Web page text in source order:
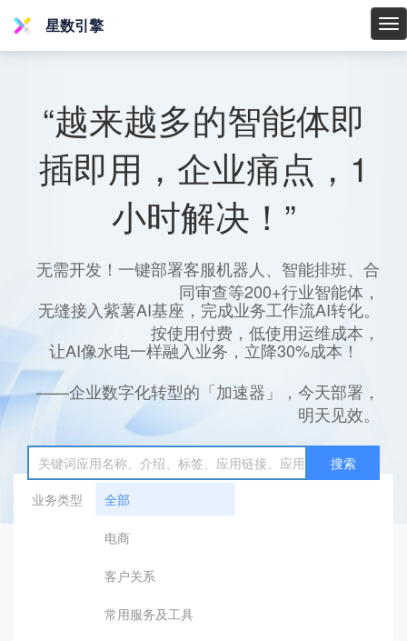
星
星数引擎
“越来越多的智能体即
插即用，企业痛点，1
小时解决！”
无需开发！一键部署客服机器人、智能排班、合
同审查等200+行业智能体，
无缝接入紫薯AI基座，完成业务工作流AI转化。
按使用付费，低使用运维成本，
让AI像水电一样融入业务，立降30%成本！
——企业数字化转型的「加速器」，今天部署，
明天见效。
搜索
业务类型
全部
电商
客户关系
常用服务及工具